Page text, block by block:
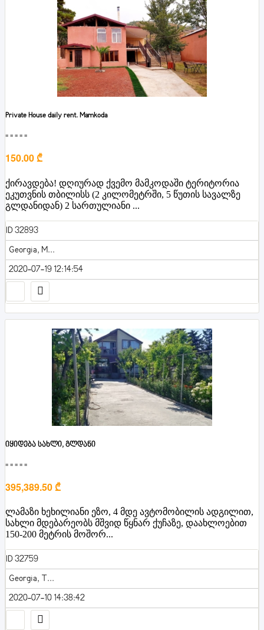
Private House daily rent. Mamkoda
■■■■■
150.00 ₾
ქირავდება! დღიურად ქვემო მამკოდაში ტერიტორია
ეკუთვნის თბილისს (2 კილომეტრში, 5 წუთის სავალზე
გლდანიდან) 2 სართულიანი ...
ID 32893
Georgia, M...
2020-07-19 12:14:54
იყიდება სახლი, გლდანი
■■■■■
395,389.50 ₾
ლამაზი ხეხილიანი ეზო, 4 მდე ავტომობილის ადგილით,
სახლი მდებარეობს მშვიდ წყნარ ქუჩაზე, დაახლოებით
150-200 მეტრის მოშორ...
ID 32759
Georgia, T...
2020-07-10 14:38:42